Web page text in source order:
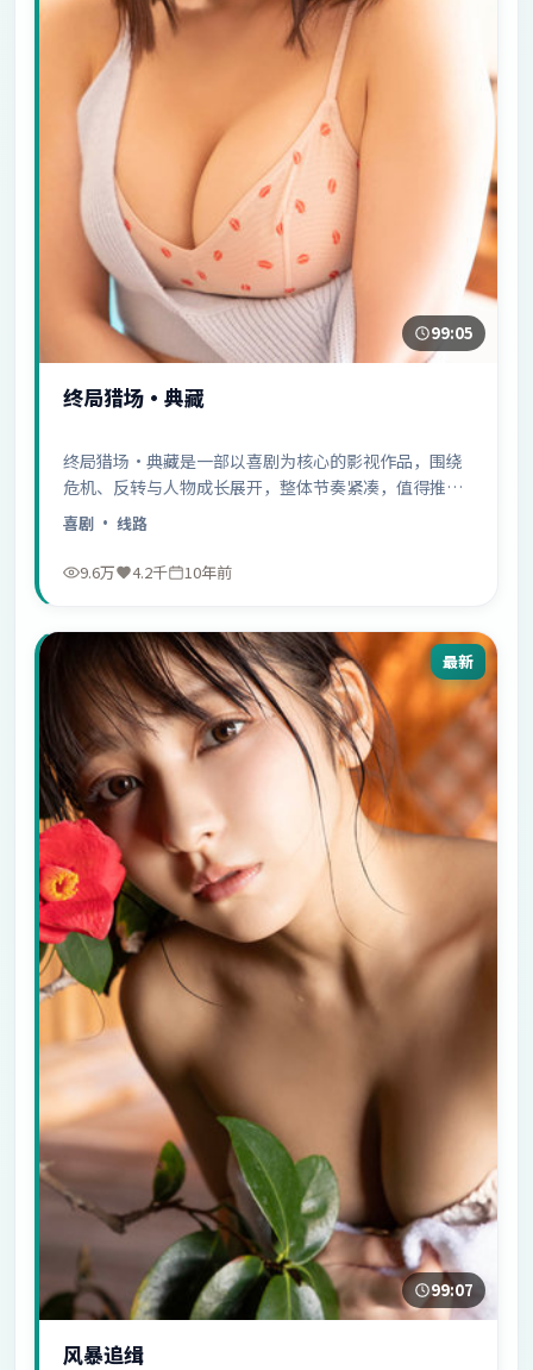
99:05
终局猎场·典藏
终局猎场·典藏是一部以喜剧为核心的影视作品，围绕
危机、反转与人物成长展开，整体节奏紧凑，值得推荐
观看。
喜剧 · 线路
9.6万 4.2千 10年前
最新
99:07
风暴追缉